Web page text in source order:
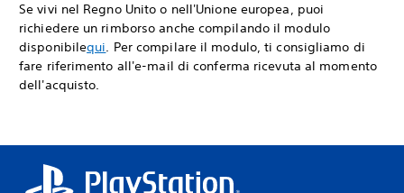
Se vivi nel Regno Unito o nell'Unione europea, puoi
richiedere un rimborso anche compilando il modulo
disponibilequi. Per compilare il modulo, ti consigliamo di
fare riferimento all'e-mail di conferma ricevuta al momento
dell'acquisto.